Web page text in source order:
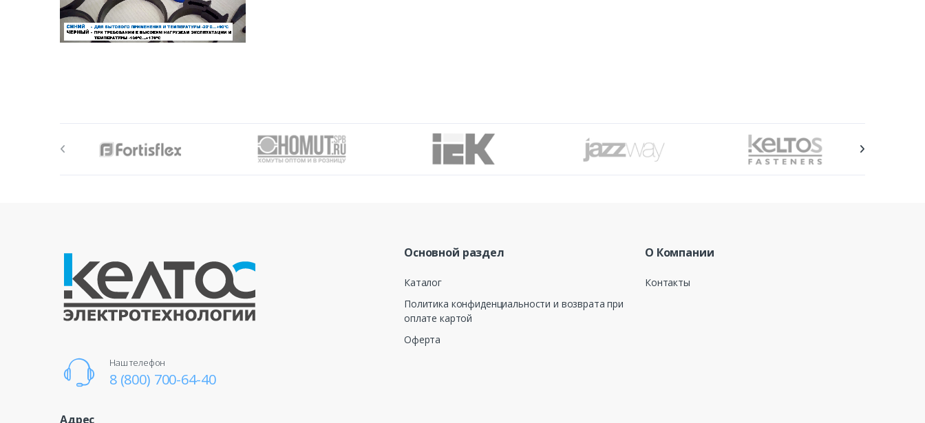
Наш телефон
8 (800) 700-64-40
Адрес
Основной раздел
Каталог
Политика конфиденциальности и возврата при
оплате картой
Оферта
О Компании
Контакты